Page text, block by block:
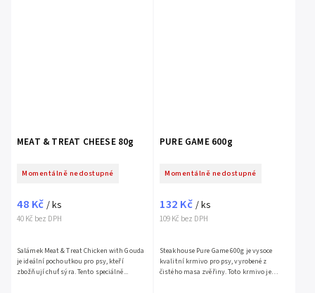
MEAT & TREAT CHEESE 80g
Momentálně nedostupné
40 Kč bez DPH
48 Kč / ks
Salámek Meat & Treat Chicken with Gouda
je ideální pochoutkou pro psy, kteří
zbožňují chuť sýra. Tento speciálně...
PURE GAME 600g
Momentálně nedostupné
109 Kč bez DPH
132 Kč / ks
Steakhouse Pure Game 600g je vysoce
kvalitní krmivo pro psy, vyrobené z
čistého masa zvěřiny. Toto krmivo je